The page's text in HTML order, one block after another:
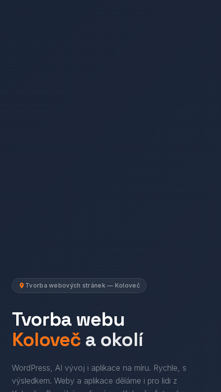
Tvorba webových stránek — Koloveč
Tvorba webu
Koloveč a okolí
WordPress, AI vývoj i aplikace na míru. Rychle, s
výsledkem. Weby a aplikace děláme i pro lidi z